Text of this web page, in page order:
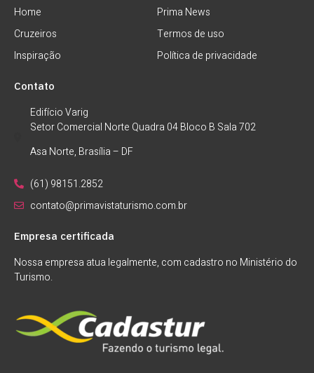
Home
Cruzeiros
Inspiração
Prima News
Termos de uso
Política de privacidade
Contato
Edifício Varig
Setor Comercial Norte Quadra 04 Bloco B Sala 702
Asa Norte, Brasília – DF
(61) 98151.2852
contato@primavistaturismo.com.br
Empresa certificada
Nossa empresa atua legalmente, com cadastro no Ministério do
Turismo.